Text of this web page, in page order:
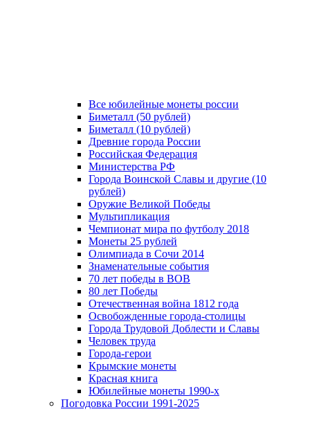
Все юбилейные монеты россии
Биметалл (50 рублей)
Биметалл (10 рублей)
Древние города России
Российская Федерация
Министерства РФ
Города Воинской Славы и другие (10
рублей)
Оружие Великой Победы
Мультипликация
Чемпионат мира по футболу 2018
Монеты 25 рублей
Олимпиада в Сочи 2014
Знаменательные события
70 лет победы в ВОВ
80 лет Победы
Отечественная война 1812 года
Освобожденные города-столицы
Города Трудовой Доблести и Славы
Человек труда
Города-герои
Крымские монеты
Красная книга
Юбилейные монеты 1990-х
Погодовка России 1991-2025